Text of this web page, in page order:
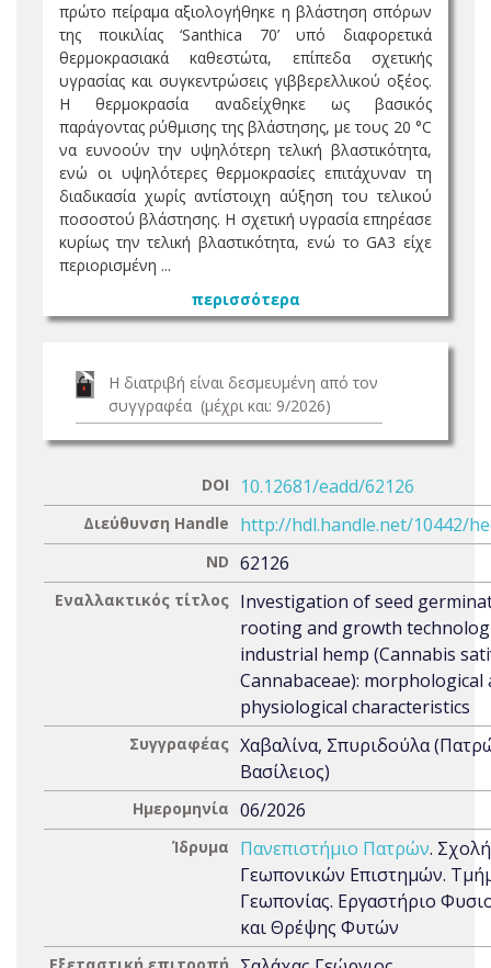
πρώτο πείραμα αξιολογήθηκε η βλάστηση σπόρων
της ποικιλίας ‘Santhica 70’ υπό διαφορετικά
θερμοκρασιακά καθεστώτα, επίπεδα σχετικής
υγρασίας και συγκεντρώσεις γιββερελλικού οξέος.
Η θερμοκρασία αναδείχθηκε ως βασικός
παράγοντας ρύθμισης της βλάστησης, με τους 20 °C
να ευνοούν την υψηλότερη τελική βλαστικότητα,
ενώ οι υψηλότερες θερμοκρασίες επιτάχυναν τη
διαδικασία χωρίς αντίστοιχη αύξηση του τελικού
ποσοστού βλάστησης. Η σχετική υγρασία επηρέασε
κυρίως την τελική βλαστικότητα, ενώ το GA3 είχε
περιορισμένη ...
περισσότερα
Η διατριβή είναι δεσμευμένη από τον
συγγραφέα (μέχρι και: 9/2026)
DOI 10.12681/eadd/62126
Διεύθυνση Handle http://hdl.handle.net/10442/
ND 62126
Εναλλακτικός τίτλος Investigation of seed
rooting and growth
industrial hemp (Cannabis
Cannabaceae): morphological
physiological characteristics
Συγγραφέας Χαβαλίνα, Σπυριδούλα
Βασίλειος)
Ημερομηνία 06/2026
Ίδρυμα Πανεπιστήμιο Πατρών. Σχολή
Γεωπονικών Επιστημών.
Γεωπονίας. Εργαστήριο
και Θρέψης Φυτών